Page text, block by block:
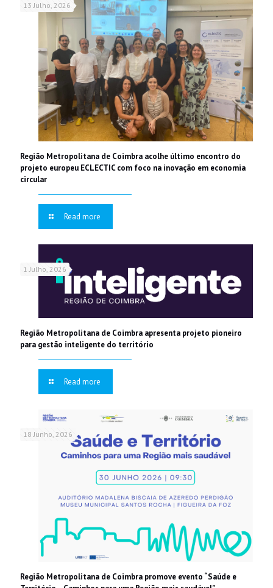
13 Julho, 2026
Região Metropolitana de Coimbra acolhe último encontro do
projeto europeu ECLECTIC com foco na inovação em economia
circular
Read more
1 Julho, 2026
Região Metropolitana de Coimbra apresenta projeto pioneiro
para gestão inteligente do território
Read more
18 Junho, 2026
Região Metropolitana de Coimbra promove evento “Saúde e